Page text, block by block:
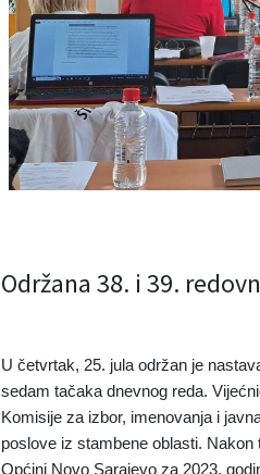
Održana 38. i 39.
U četvrtak, 25. jula održan je
sedam tačaka dnevnog reda.
Komisije za izbor, imenovanja i
poslove iz stambene oblasti.
Općini Novo Sarajevo za 2023.